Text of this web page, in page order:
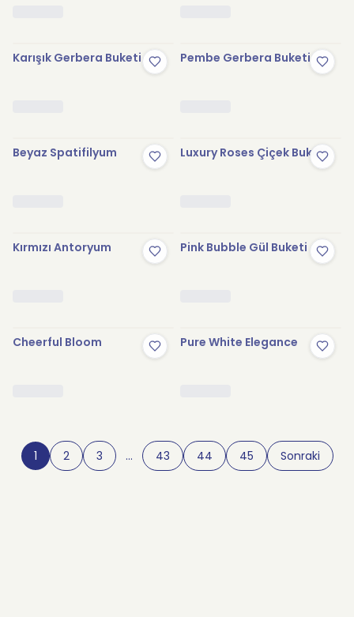
Karışık Gerbera Buketi Pembe Gerbera Buketi
Beyaz Spatifilyum Luxury Roses Çiçek Buketi
Kırmızı Antoryum Pink Bubble Gül Buketi
Cheerful Bloom Pure White Elegance
1 2 3 … 43 44 45 Sonraki